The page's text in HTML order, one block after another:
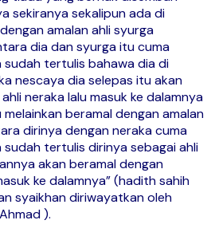
sekiranya sekalipun ada di
amalan ahli syurga
dia dan syurga itu cuma
sudah tertulis bahawa dia di
nescaya dia selepas itu akan
neraka lalu masuk ke dalamnya
beramal dengan amalan
dirinya dengan neraka cuma
sudah tertulis dirinya sebagai ahli
akan beramal dengan
ke dalamnya” (hadith sahih
syaikhan diriwayatkan oleh
).